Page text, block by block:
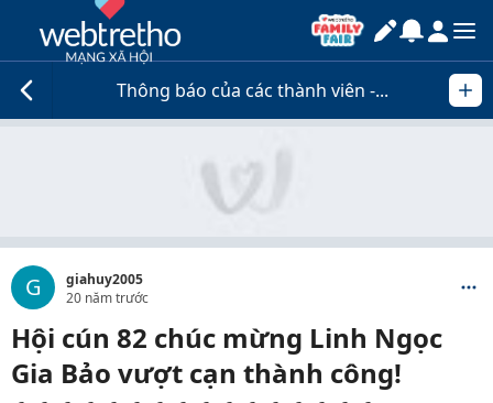
Thông báo của các thành viên -...
G
giahuy2005
20 năm trước
Hội cún 82 chúc mừng Linh Ngọc
Gia Bảo vượt cạn thành công!